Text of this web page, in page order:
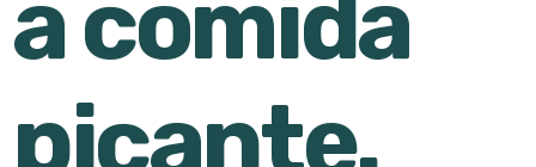
a comida
picante.